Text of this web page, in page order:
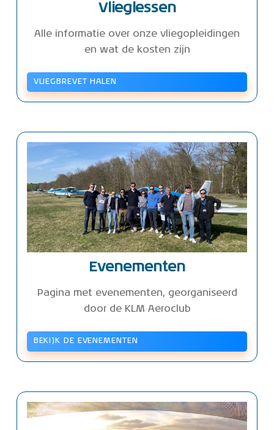
Vlieglessen
Alle informatie over onze vliegopleidingen
en wat de kosten zijn
VLIEGBREVET HALEN
Evenementen
Pagina met evenementen, georganiseerd
door de KLM Aeroclub
BEKIJK DE EVENEMENTEN